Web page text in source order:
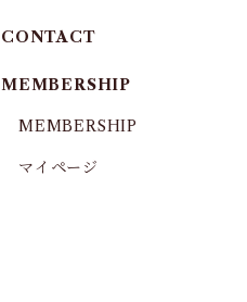
CONTACT
MEMBERSHIP
MEMBERSHIP
マイページ